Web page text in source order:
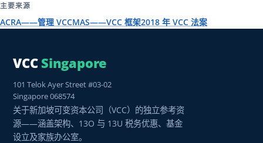
主要来源
ACRA——管理 VCCMAS——VCC 框架2018 年 VCC 法案
VCC Singapore
101 Telok Ayer Street #03-02
Singapore 068574
关于新加坡可变资本公司（VCC）的独立参考资
源——涵盖架构、13O 与 13U 税务优惠、基金
设立及家族办公室。